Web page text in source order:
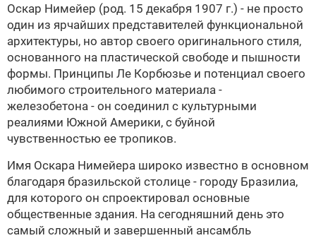
Оскар Нимейер (род. 15 декабря 1907 г.) - не просто
один из ярчайших представителей функциональной
архитектуры, но автор своего оригинального стиля,
основанного на пластической свободе и пышности
формы. Принципы Ле Корбюзье и потенциал своего
любимого строительного материала -
железобетона - он соединил с культурными
реалиями Южной Америки, с буйной
чувственностью ее тропиков.
Имя Оскара Нимейера широко известно в основном
благодаря бразильской столице - городу Бразилиа,
для которого он спроектировал основные
общественные здания. На сегодняшний день это
самый сложный и завершенный ансамбль